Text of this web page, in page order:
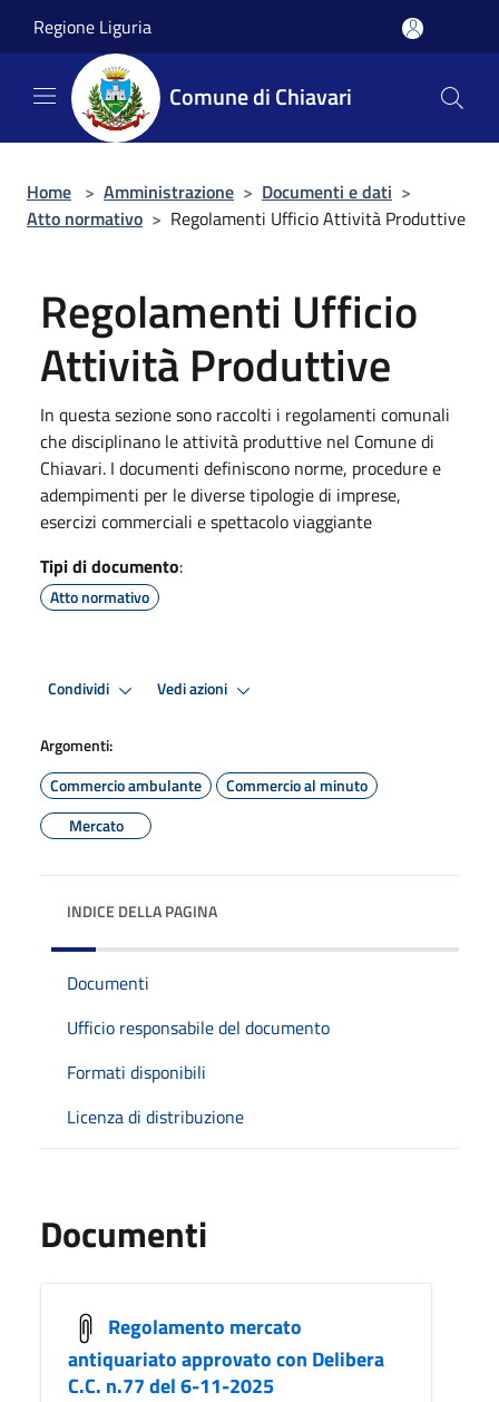
Regione Liguria
Comune di Chiavari
Home > Amministrazione > Documenti e dati >
Atto normativo > Regolamenti Ufficio Attività Produttive
Regolamenti Ufficio
Attività Produttive
In questa sezione sono raccolti i regolamenti comunali
che disciplinano le attività produttive nel Comune di
Chiavari. I documenti definiscono norme, procedure e
adempimenti per le diverse tipologie di imprese,
esercizi commerciali e spettacolo viaggiante
Tipi di documento:
Atto normativo
Condividi Vedi azioni
Argomenti:
Commercio ambulante
Commercio al minuto
Mercato
INDICE DELLA PAGINA
Documenti
Ufficio responsabile del documento
Formati disponibili
Licenza di distribuzione
Documenti
Regolamento mercato
antiquariato approvato con Delibera
C.C. n.77 del 6-11-2025